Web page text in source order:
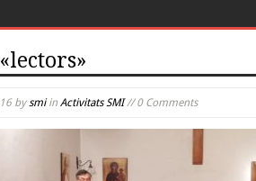
bysmiin Activitats SMI// 0 Comments